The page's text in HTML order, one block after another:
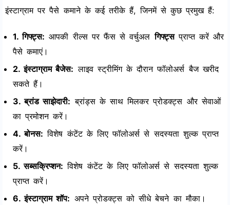
इंस्टाग्राम पर पैसे कमाने के कई तरीके हैं, जिनमें से कुछ प्रमुख हैं:
1. गिफ्ट्स: आपकी रील्स पर फैंस से वर्चुअलगिफ्ट्सप्राप्त करें और
पैसे कमाएं।
2. इंस्टाग्राम बैजेस: लाइव स्ट्रीमिंग के दौरान फॉलोअर्स बैज खरीद
सकते हैं।
3. ब्रांड साझेदारी: ब्रांड्स के साथ मिलकर प्रोडक्ट्स और सेवाओं
का प्रमोशन करें।
4. बोनस: विशेष कंटेंट के लिए फॉलोअर्स से सदस्यता शुल्क प्राप्त
करें।
5. सब्सक्रिप्शन: विशेष कंटेंट के लिए फॉलोअर्स से सदस्यता शुल्क
प्राप्त करें।
6. इंस्टाग्राम शॉप: अपने प्रोडक्ट्स को सीधे बेचने का मौका।